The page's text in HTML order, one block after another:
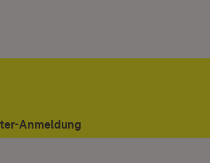
Anmeldung